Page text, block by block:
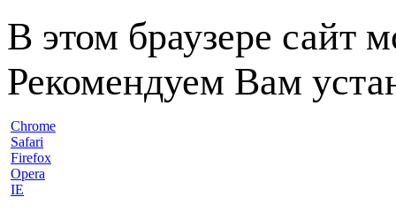
В этом браузере сайт
Рекомендуем Вам
Chrome
Safari
Firefox
Opera
IE